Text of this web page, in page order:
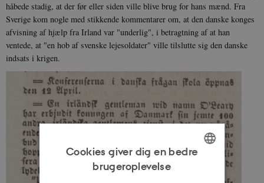
håbede stadig, at der før eller siden ville blive brug for hans mænd. Fra
Sverige kom nogle med stikkende kommentarer om, at den danske konges
afvisning af hjælp fra Irland var "underlig", i betragtning af at han
ventede, at "en hob af svenske lejesoldater" ville tilslutte sig den danske
indsats i krigen.
Cookies giver dig en bedre
brugeroplevelse